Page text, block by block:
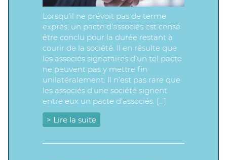
Lorsqu’il ne prévoit pas de terme
exprès, un pacte d’associés est censé
être conclu pour la durée restant à
courir de la société. Il en résulte que
les associés signataires d’un tel pacte
ne peuvent pas y mettre fin
unilatéralement. Il n’est pas rare que
les associés d’une société signent
entre eux un pacte d’associés. […]
> Lire la suite